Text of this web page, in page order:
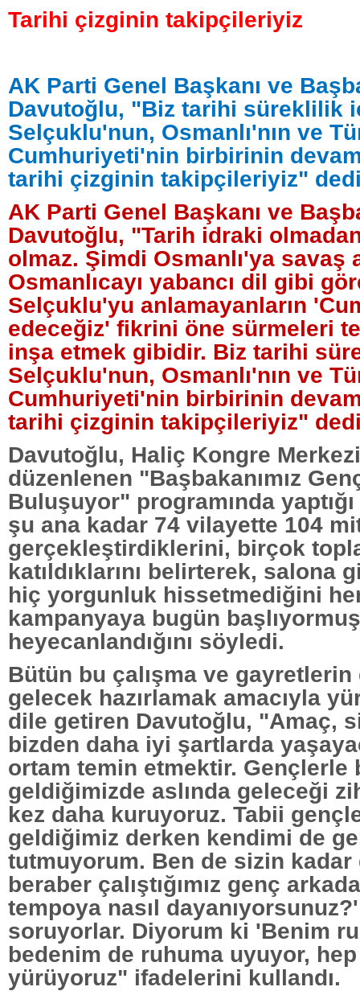
Tarihi çizginin takipçileriyiz
AK Parti Genel Başkanı ve
Davutoğlu, "Biz tarihi süreklilik
Selçuklu'nun, Osmanlı'nın ve
Cumhuriyeti'nin birbirinin
tarihi çizginin takipçileriyiz"
AK Parti Genel Başkanı ve
Davutoğlu, "Tarih idraki
olmaz. Şimdi Osmanlı'ya savaş
Osmanlıcayı yabancı dil gibi
Selçuklu'yu anlamayanların
edeceğiz' fikrini öne sürmeleri
inşa etmek gibidir. Biz tarihi
Selçuklu'nun, Osmanlı'nın ve
Cumhuriyeti'nin birbirinin
tarihi çizginin takipçileriyiz"
Davutoğlu, Haliç Kongre
düzenlenen "Başbakanımız
Buluşuyor" programında
şu ana kadar 74 vilayette 104
gerçekleştirdiklerini, birçok
katıldıklarını belirterek, salona
hiç yorgunluk hissetmediğini
kampanyaya bugün
heyecanlandığını söyledi.
Bütün bu çalışma ve
gelecek hazırlamak amacıyla
dile getiren Davutoğlu, "Amaç,
bizden daha iyi şartlarda
ortam temin etmektir. Gençlerle
geldiğimizde aslında geleceği
kez daha kuruyoruz. Tabii
geldiğimiz derken kendimi de
tutmuyorum. Ben de sizin kadar
beraber çalıştığımız genç
tempoya nasıl
soruyorlar. Diyorum ki 'Benim
bedenim de ruhuma uyuyor,
yürüyoruz" ifadelerini kullandı.